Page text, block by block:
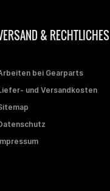
& RECHTLICHES
bei Gearparts
und Versandkosten